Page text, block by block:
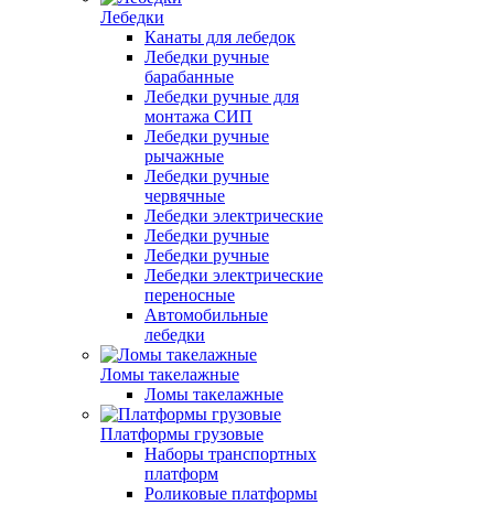
Лебедки
Канаты для лебедок
Лебедки ручные
барабанные
Лебедки ручные для
монтажа СИП
Лебедки ручные
рычажные
Лебедки ручные
червячные
Лебедки электрические
Лебедки ручные
Лебедки ручные
Лебедки электрические
переносные
Автомобильные
лебедки
Ломы такелажные
Ломы такелажные
Платформы грузовые
Наборы транспортных
платформ
Роликовые платформы